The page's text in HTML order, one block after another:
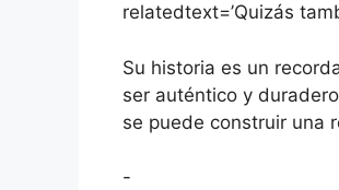
relatedtext=’Quizás
Su historia es un
ser auténtico y
se puede construir una
-